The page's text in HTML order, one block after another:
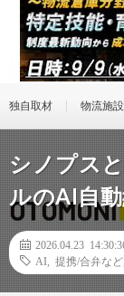
独自取材 物流施
シノプス
ルのAI自
2026.04.23
AI
提携/合弁など